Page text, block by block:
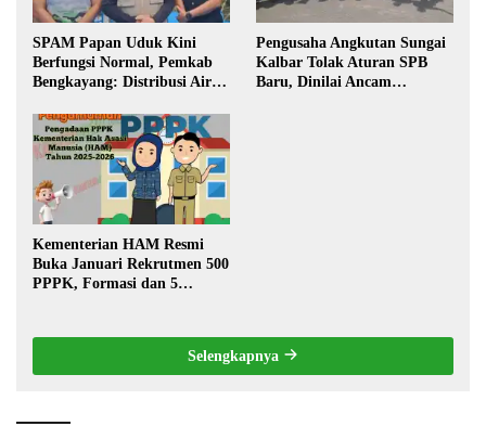
SPAM Papan Uduk Kini
Berfungsi Normal, Pemkab
Bengkayang: Distribusi Air
Warga
Pengusaha Angkutan Sungai
Kalbar Tolak Aturan SPB
Baru, Dinilai Ancam
Kementerian HAM Resmi
Buka Januari Rekrutmen 500
PPPK, Formasi dan 5
Selengkapnya